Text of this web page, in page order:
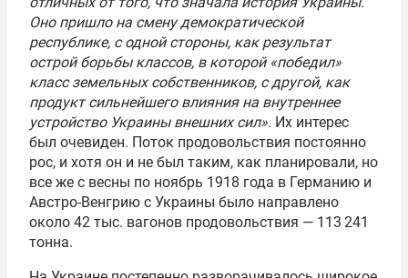
Оно пришло на смену демократической
республике, с одной стороны, как результат
острой борьбы классов, в которой «победил»
класс земельных собственников, с другой, как
продукт сильнейшего влияния на внутреннее
устройство Украины внешних сил». Их интерес
был очевиден. Поток продовольствия постоянно
рос, и хотя он и не был таким, как планировали, но
все же с весны по ноябрь 1918 года в Германию и
Австро-Венгрию с Украины было направлено
около 42 тыс. вагонов продовольствия — 113 241
тонна.